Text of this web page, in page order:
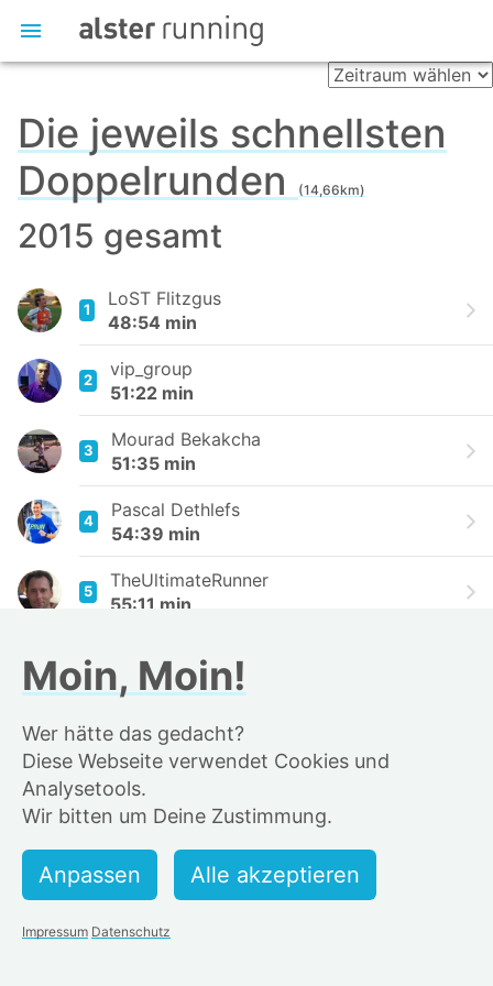
Die jeweils schnellsten
Doppelrunden
(14,66km)
2015 gesamt
1
LoST Flitzgus
48:54 min
2
vip_group
51:22 min
3
Mourad Bekakcha
51:35 min
4
Pascal Dethlefs
54:39 min
5
TheUltimateRunner
55:11 min
6
55:16 min
7
Rainer
55:23 min
8
Tobias Singer
55:28 min
9
Runner89
56:17 min
10
Adao Norte da Silva
Moin, Moin!
Wer hätte das gedacht?
Diese Webseite verwendet Cookies und
Analysetools.
Wir bitten um Deine Zustimmung.
Impressum Datenschutz